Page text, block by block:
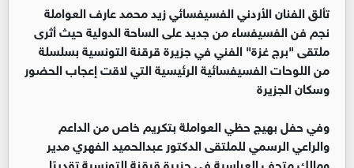
تألق الفنان الأردني الفسيفسائي زيد محمد عارف العواملة
نجم فن الفسيفساء من جديد على الساحة الدولية حيث أثرى
ملتقى "برج غزة" الفني في جزيرة قرقنة التونسية بسلسلة
من اللوحات الفسيفسائية الرئيسية التي لاقت إعجاب الحضور
وسكان الجزيرة
وفي حفل بهيج حظي العواملة بتكريم خاص من الداعم
والراعي الرسمي للملتقى الدكتور عبدالحميد الفهري مدير
ومالك متحف العباسية في جزيرة قرقنة التونسية تقديرًا